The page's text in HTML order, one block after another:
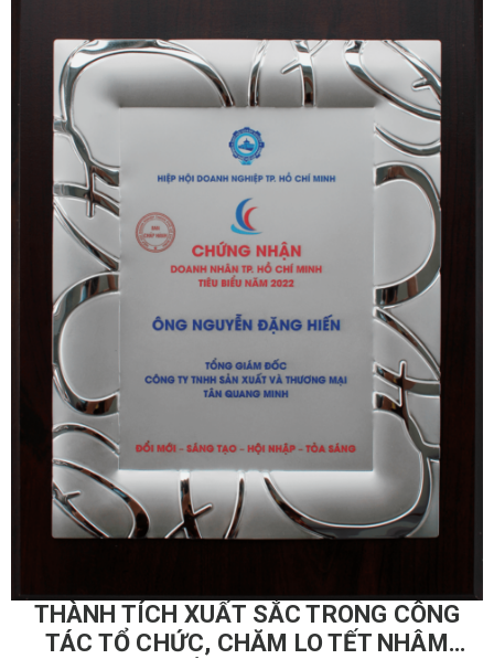
THÀNH TÍCH XUẤT SẮC TRONG CÔNG
TÁC TỔ CHỨC, CHĂM LO TẾT NHÂM